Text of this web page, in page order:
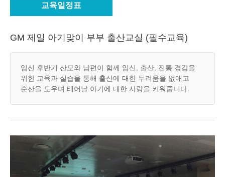
교육일정표
GM 제일 아기맞이 부부 출산교실 (필수교육)
임신 후반기 산모와 남편이 함께 임신, 출산, 진통 경감을
위한 교육과 실습을 통해 출산에 대한 두려움을 없애고
순산을 도우며 태어날 아기에 대한 사랑을 키워줍니다.